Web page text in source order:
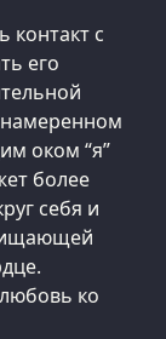
контакт с
его
оком “я”
более
себя и
ко